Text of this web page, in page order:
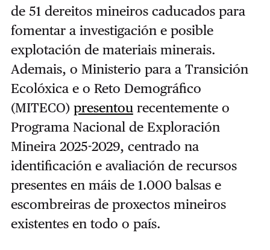
de 51 dereitos mineiros caducados para
fomentar a investigación e posible
explotación de materiais minerais.
Ademais, o Ministerio para a Transición
Ecolóxica e o Reto Demográfico
(MITECO) presentou recentemente o
Programa Nacional de Exploración
Mineira 2025-2029, centrado na
identificación e avaliación de recursos
presentes en máis de 1.000 balsas e
escombreiras de proxectos mineiros
existentes en todo o país.